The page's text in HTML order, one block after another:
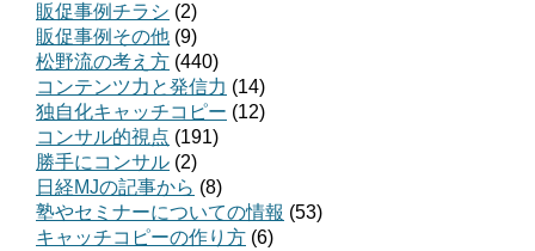
販促事例チラシ (2)
販促事例その他 (9)
松野流の考え方 (440)
コンテンツ力と発信力 (14)
独自化キャッチコピー (12)
コンサル的視点 (191)
勝手にコンサル (2)
日経MJの記事から (8)
塾やセミナーについての情報 (53)
キャッチコピーの作り方 (6)